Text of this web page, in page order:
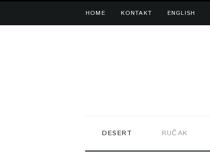
HOME KONTAKT ENGLISH
DESERT RUČAK